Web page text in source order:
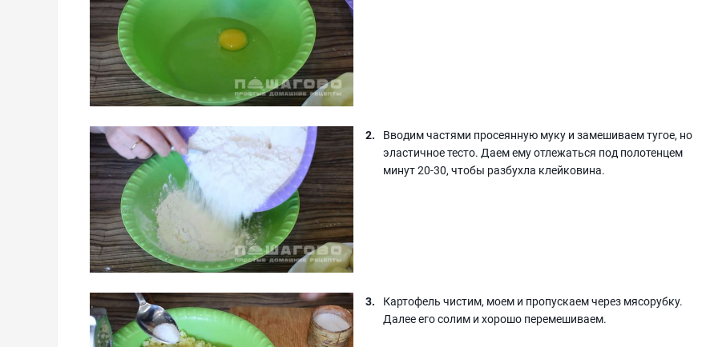
Вводим частями просеянную муку и замешиваем тугое, но
эластичное тесто. Даем ему отлежаться под полотенцем
минут 20-30, чтобы разбухла клейковина.
Картофель чистим, моем и пропускаем через мясорубку.
Далее его солим и хорошо перемешиваем.